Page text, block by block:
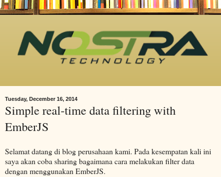
Tuesday, December 16, 2014
Simple real-time data filtering with
EmberJS
Selamat datang di blog perusahaan kami. Pada kesempatan kali ini
saya akan coba sharing bagaimana cara melakukan filter data
dengan menggunakan EmberJS.